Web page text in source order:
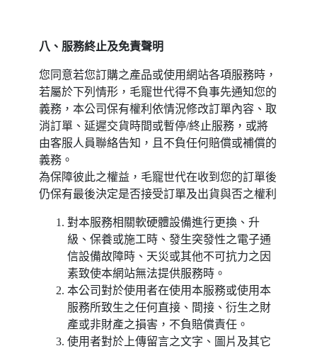
八、服務終止及免責聲明
您同意若您訂購之產品或使用網站各項服務時，
若屬於下列情形，毛寵世代得不負事先通知您的
義務，本公司保有權利依情況修改訂單內容、取
消訂單、延遲交貨時間或暫停/終止服務，或將
由客服人員聯絡告知，且不負任何賠償或補償的
義務。
為保障彼此之權益，毛寵世代在收到您的訂單後
仍保有最後決定是否接受訂單及出貨與否之權利
對本服務相關軟硬體設備進行更換、升
級、保養或施工時、發生突發性之電子通
信設備故障時、天災或其他不可抗力之因
素致使本網站無法提供服務時。
本公司對於使用者在使用本服務或使用本
服務所致生之任何直接、間接、衍生之財
產或非財產之損害，不負賠償責任。
使用者對於上傳留言之文字、圖片及其它